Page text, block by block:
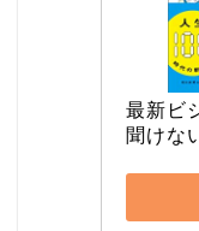
最新ビ
聞けな